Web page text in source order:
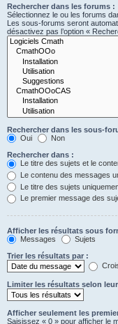
Rechercher dans les forums :
Sélectionnez le ou les forums
Les sous-forums seront
désactivez pas l’option «
Rechercher dans les sous-
Oui
Non
Rechercher dans :
Le titre des sujets et le
Le contenu des messages
Le titre des sujets
Le premier message des
Afficher les résultats sous
Messages
Sujets
Trier les résultats par :
Limiter les résultats selon
Afficher seulement les
Saisissez « 0 » pour afficher le